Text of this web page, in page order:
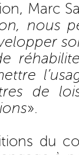
Marc
nous
de
».
du